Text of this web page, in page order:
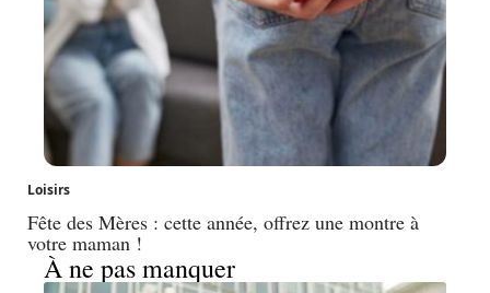
Loisirs
Fête des Mères : cette année, offrez une montre à
votre maman !
À ne pas manquer